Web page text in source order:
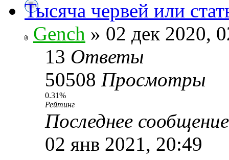
Тысяча червей или
Gench » 02 дек 2020,
13 Ответы
50508 Просмотры
0.31%
Рейтинг
Последнее
02 янв 2021, 20:49